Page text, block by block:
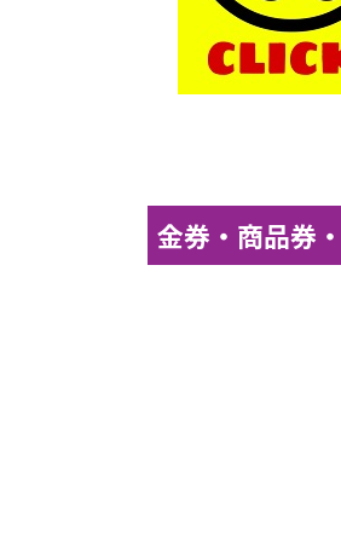
金券・商品券